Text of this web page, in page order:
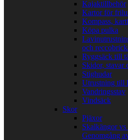
Kajaktillbehör
Kartor för
Kompass,
Köpa pulka
och
Ryggsäck till
Skidor, stavar
Stighudar
Utrustning till
Vandringsstav
Vindsäck
Skor
Pjäxor
Skalkängor
Genomgång